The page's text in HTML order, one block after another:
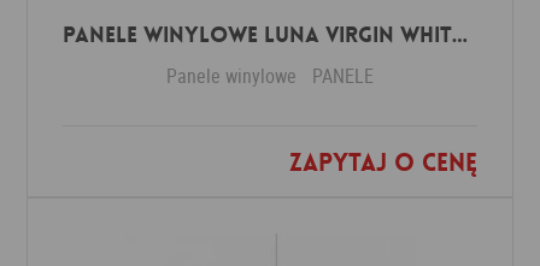
Panele winylowe Luna virgin white 57588 Klasa 34 3 mm
Panele winylowe PANELE
Zapytaj o cenę
Dodaj do ulubionych